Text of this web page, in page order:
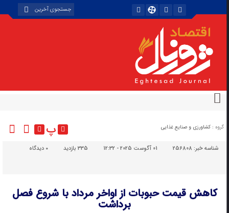
گروه : کشاورزی و صنایع غذایی پ
شناسه خبر:256808 01 آگوست 2025 - 12:32 335 بازدید دیدگاه
کاهش قیمت حبوبات از اواخر مرداد با شروع فصل
برداشت